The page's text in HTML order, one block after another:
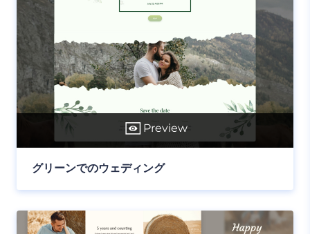
Preview
グリーンでのウェディング